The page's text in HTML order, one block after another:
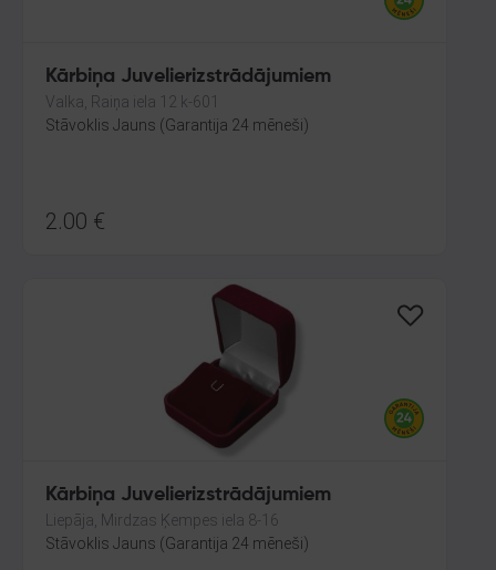
Kārbiņa Juvelierizstrādājumiem
Valka, Raiņa iela 12 k-601
Stāvoklis Jauns (Garantija 24 mēneši)
2.00 €
Kārbiņa Juvelierizstrādājumiem
Liepāja, Mirdzas Ķempes iela 8-16
Stāvoklis Jauns (Garantija 24 mēneši)